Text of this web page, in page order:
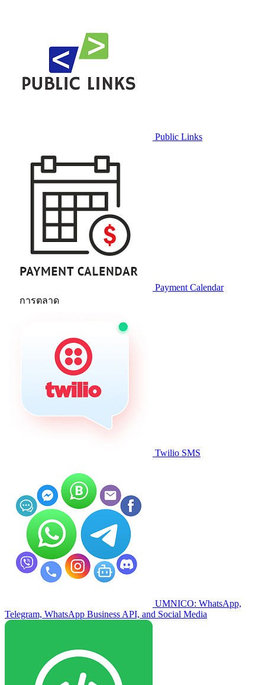
Public Links
Payment Calendar
การตลาด
Twilio SMS
UMNICO: WhatsApp,
Telegram, WhatsApp Business API, and Social Media